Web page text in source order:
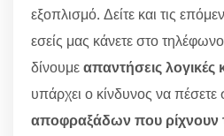
εξοπλισμό. Δείτε και τις
εσείς μας κάνετε στο
δίνουμεαπαντήσεις λογικές
υπάρχει ο κίνδυνος να πέσετε
αποφραξάδων που ρίχνουν